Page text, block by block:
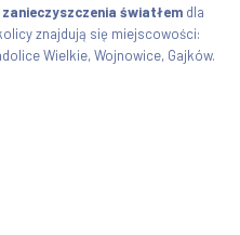
zanieczyszczenia światłem dla
znajdują się miejscowości:
Wielkie, Wojnowice, Gajków.